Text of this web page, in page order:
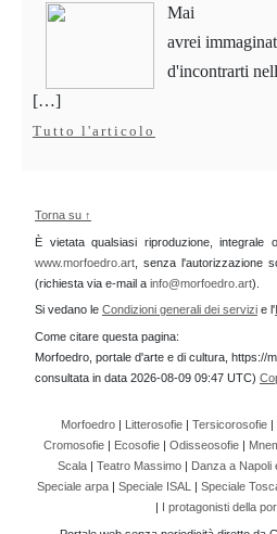
Mai
avrei
d'incontrarti
[…]
Tutto l'articolo
Torna su ↑
È vietata qualsiasi riproduzione, integrale
www.morfoedro.art , senza l'autorizzazione
(richiesta via e-mail a info@morfoedro.art).
Si vedano le Condizioni generali dei servizi e l'
Come citare questa pagina:
Morfoedro, portale d'arte e di cultura, https://
consultata in data 2026-08-09 09:47 UTC)
Morfoedro| Litterosofie| Tersicorosofie|
Cromosofie| Ecosofie| Odisseosofie|
Scala
Teatro Massimo Danza a Napoli
Speciale arpa| Speciale ISAL| Speciale
I protagonisti della